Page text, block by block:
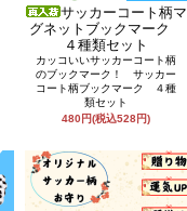
サッカーコート柄マ
グネットブックマーク
４種類セット
カッコいいサッカーコート柄
のブックマーク！ サッカー
コート柄ブックマーク ４種
類セット
480円(税込528円)